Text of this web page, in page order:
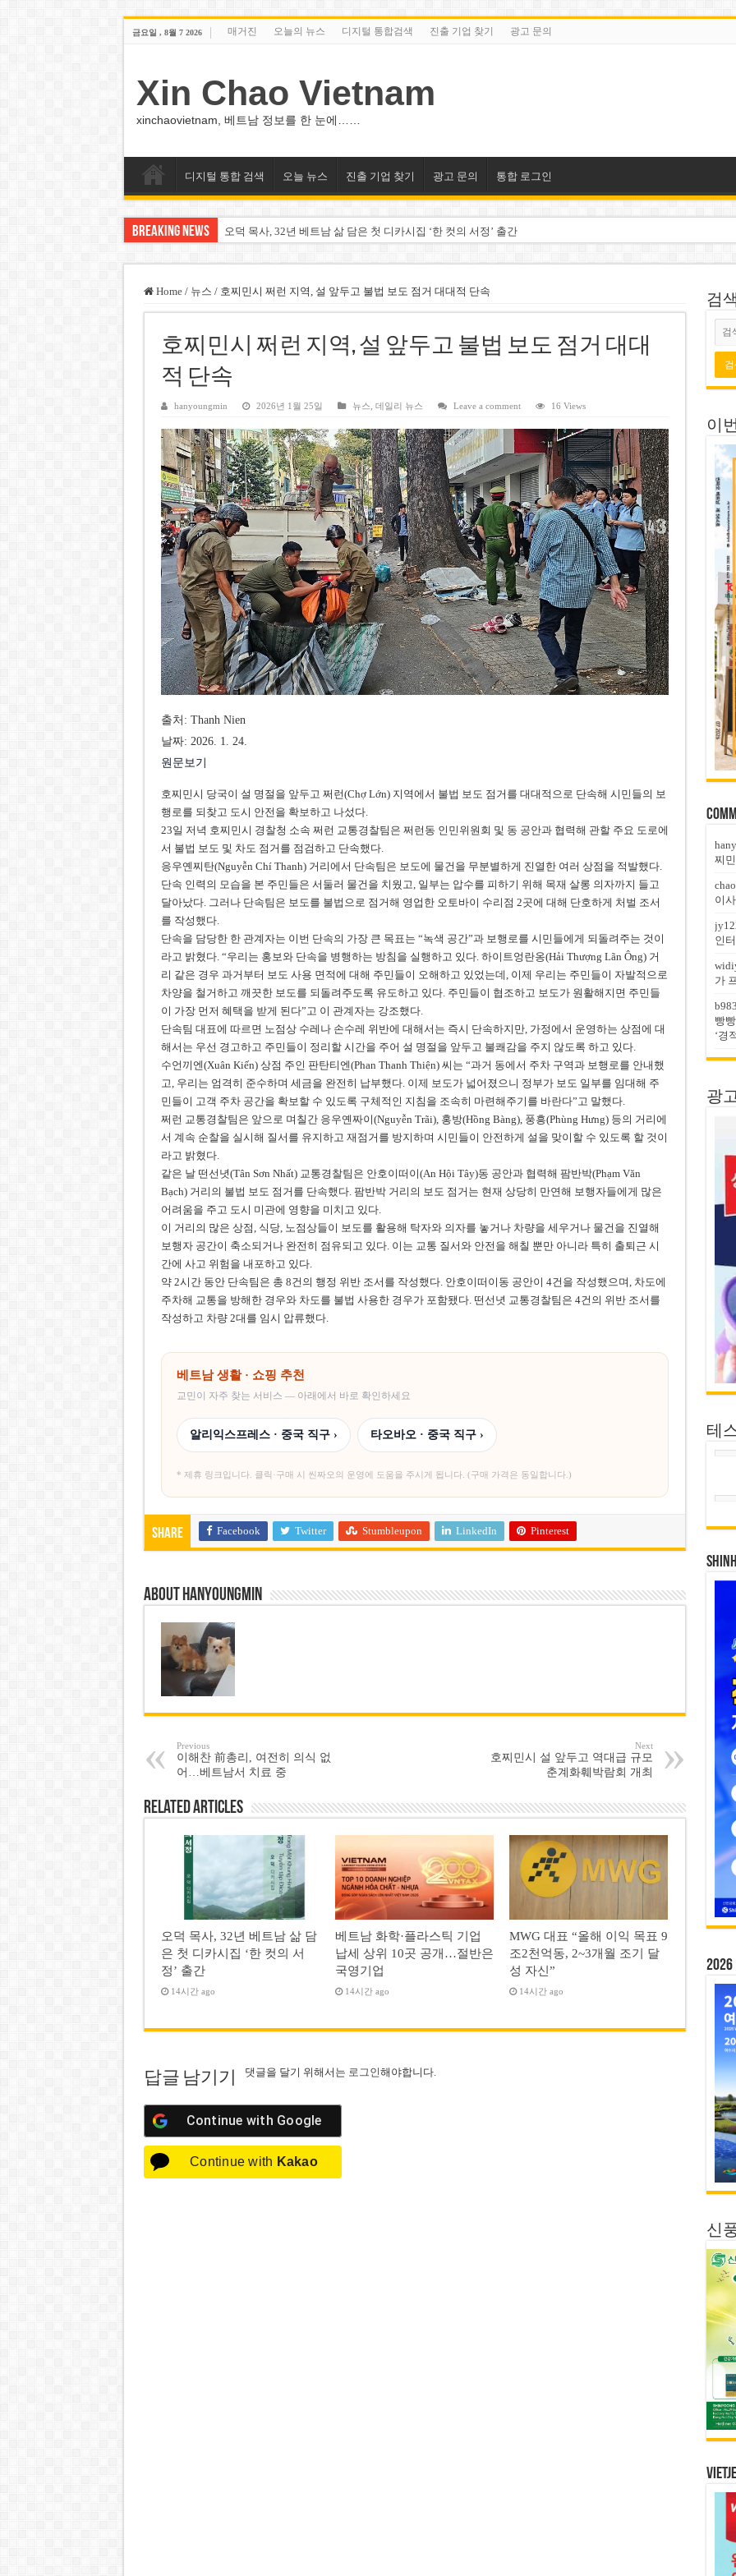
금요일 , 8월 7 2026 매거진 오늘의 뉴스 디지털 통합검색 진출 기업 찾기 광고 문의
Xin Chao Vietnam
xinchaovietnam, 베트남 정보를 한 눈에……
디지털 통합 검색 오늘 뉴스 진출 기업 찾기 광고 문의 통합 로그인
Breaking News 오덕 목사, 32년 베트남 삶 담은 첫 디카시집 ‘한 컷의 서정’ 출간
MWG 대표 “올해 이익 목표 9조2천억동, 2~3개월 조기 달성 자신”
FIFA 인판티노 회장, 유럽 축구계·북미 정치권 불신임 압박 직면
미화원 쪽방 휴게실 논란…허리도 못 펴는 열악한 환경
호찌민시, 올해 국경절 연휴 5일 연속 휴무 확정… 8월 29일~9월 2일
우크라이나 전황 1,623일: 키이우, 탄도미사일 요격 실패…드론, 모스크바 집중 공격
호찌민 Đá Đỏ 수로 정비 사업, 2026년 말 완공 목표
미 국방부, 육군 참모총장 임명 난항
조세심판원, 배우 유연석 30억 세금 불복 청구 기각
Home / 뉴스 / 호찌민시 쩌런 지역, 설 앞두고 불법 보도 점거 대대적 단속
호찌민시 쩌런 지역, 설 앞두고 불법 보도 점거 대대
적 단속
hanyoungmin 2026년 1월 25일 뉴스 데일리 뉴스 Leave a comment 16 Views
출처: Thanh Nien
날짜: 2026. 1. 24.
원문보기
호찌민시 당국이 설 명절을 앞두고 쩌런(Chợ Lớn) 지역에서 불법 보도 점거를 대대적으로 단속해 시민들의 보
행로를 되찾고 도시 안전을 확보하고 나섰다.
23일 저녁 호찌민시 경찰청 소속 쩌런 교통경찰팀은 쩌런동 인민위원회 및 동 공안과 협력해 관할 주요 도로에
서 불법 보도 및 차도 점거를 점검하고 단속했다.
응우옌찌탄(Nguyễn Chí Thanh) 거리에서 단속팀은 보도에 물건을 무분별하게 진열한 여러 상점을 적발했다.
단속 인력의 모습을 본 주민들은 서둘러 물건을 치웠고, 일부는 압수를 피하기 위해 목재 살롱 의자까지 들고
달아났다. 그러나 단속팀은 보도를 불법으로 점거해 영업한 오토바이 수리점 2곳에 대해 단호하게 처벌 조서
를 작성했다.
단속을 담당한 한 관계자는 이번 단속의 가장 큰 목표는 “녹색 공간”과 보행로를 시민들에게 되돌려주는 것이
라고 밝혔다. “우리는 홍보와 단속을 병행하는 방침을 실행하고 있다. 하이트엉란옹(Hải Thượng Lãn Ông) 거
리 같은 경우 과거부터 보도 사용 면적에 대해 주민들이 오해하고 있었는데, 이제 우리는 주민들이 자발적으로
차양을 철거하고 깨끗한 보도를 되돌려주도록 유도하고 있다. 주민들이 협조하고 보도가 원활해지면 주민들
이 가장 먼저 혜택을 받게 된다”고 이 관계자는 강조했다.
단속팀 대표에 따르면 노점상 수레나 손수레 위반에 대해서는 즉시 단속하지만, 가정에서 운영하는 상점에 대
해서는 우선 경고하고 주민들이 정리할 시간을 주어 설 명절을 앞두고 불쾌감을 주지 않도록 하고 있다.
수언끼엔(Xuân Kiến) 상점 주인 판탄티엔(Phan Thanh Thiện) 씨는 “과거 동에서 주차 구역과 보행로를 안내했
고, 우리는 엄격히 준수하며 세금을 완전히 납부했다. 이제 보도가 넓어졌으니 정부가 보도 일부를 임대해 주
민들이 고객 주차 공간을 확보할 수 있도록 구체적인 지침을 조속히 마련해주기를 바란다”고 말했다.
쩌런 교통경찰팀은 앞으로 며칠간 응우옌짜이(Nguyễn Trãi), 홍방(Hồng Bàng), 풍흥(Phùng Hưng) 등의 거리에
서 계속 순찰을 실시해 질서를 유지하고 재점거를 방지하며 시민들이 안전하게 설을 맞이할 수 있도록 할 것이
라고 밝혔다.
같은 날 떤선녓(Tân Sơn Nhất) 교통경찰팀은 안호이떠이(An Hội Tây)동 공안과 협력해 팜반박(Phạm Văn
Bạch) 거리의 불법 보도 점거를 단속했다. 팜반박 거리의 보도 점거는 현재 상당히 만연해 보행자들에게 많은
어려움을 주고 도시 미관에 영향을 미치고 있다.
이 거리의 많은 상점, 식당, 노점상들이 보도를 활용해 탁자와 의자를 놓거나 차량을 세우거나 물건을 진열해
보행자 공간이 축소되거나 완전히 점유되고 있다. 이는 교통 질서와 안전을 해칠 뿐만 아니라 특히 출퇴근 시
간에 사고 위험을 내포하고 있다.
약 2시간 동안 단속팀은 총 8건의 행정 위반 조서를 작성했다. 안호이떠이동 공안이 4건을 작성했으며, 차도에
주차해 교통을 방해한 경우와 차도를 불법 사용한 경우가 포함됐다. 떤선녓 교통경찰팀은 4건의 위반 조서를
작성하고 차량 2대를 임시 압류했다.
베트남 생활 · 쇼핑 추천
교민이 자주 찾는 서비스 — 아래에서 바로 확인하세요
알리익스프레스 · 중국 직구 › 타오바오 · 중국 직구 ›
* 제휴 링크입니다. 클릭·구매 시 씬짜오의 운영에 도움을 주시게 됩니다. (구매 가격은 동일합니다.)
Share Facebook Twitter Stumbleupon LinkedIn Pinterest
About hanyoungmin
Previous
이해찬 前총리, 여전히 의식 없
어…베트남서 치료 중
Next
호찌민시 설 앞두고 역대급 규모
춘계화훼박람회 개최
Related Articles
오덕 목사, 32년 베트남 삶 담
은 첫 디카시집 ‘한 컷의 서
정’ 출간
14시간 ago
베트남 화학·플라스틱 기업
납세 상위 10곳 공개…절반은
국영기업
14시간 ago
MWG 대표 “올해 이익 목표 9
조2천억동, 2~3개월 조기 달
성 자신”
14시간 ago
답글 남기기 댓글을 달기 위해서는 로그인해야합니다.
Continue with Google
Continue with Kakao
검
이
찌
이
인
가
빵
‘경
광
테
신